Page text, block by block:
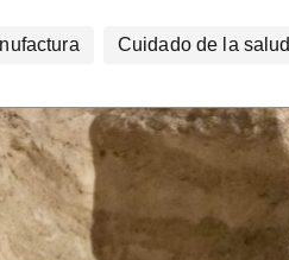
Cuidado de la salud